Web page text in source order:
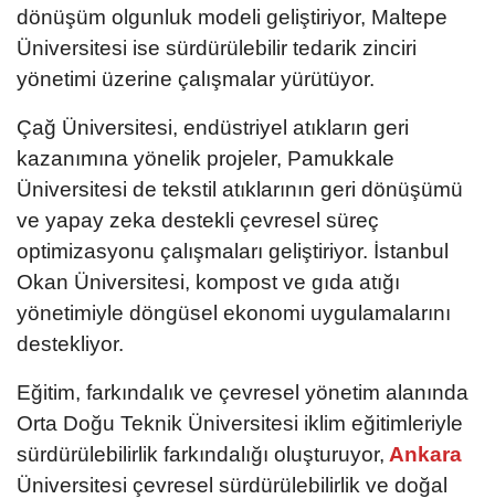
dönüşüm olgunluk modeli geliştiriyor, Maltepe
Üniversitesi ise sürdürülebilir tedarik zinciri
yönetimi üzerine çalışmalar yürütüyor.
Çağ Üniversitesi, endüstriyel atıkların geri
kazanımına yönelik projeler, Pamukkale
Üniversitesi de tekstil atıklarının geri dönüşümü
ve yapay zeka destekli çevresel süreç
optimizasyonu çalışmaları geliştiriyor. İstanbul
Okan Üniversitesi, kompost ve gıda atığı
yönetimiyle döngüsel ekonomi uygulamalarını
destekliyor.
Eğitim, farkındalık ve çevresel yönetim alanında
Orta Doğu Teknik Üniversitesi iklim eğitimleriyle
sürdürülebilirlik farkındalığı oluşturuyor, Ankara
Üniversitesi çevresel sürdürülebilirlik ve doğal